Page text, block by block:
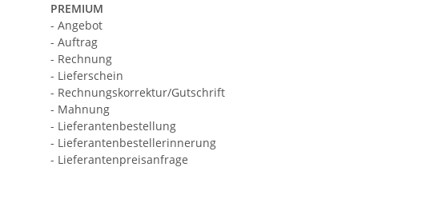
PREMIUM
- Angebot
- Auftrag
- Rechnung
- Lieferschein
- Rechnungskorrektur/Gutschrift
- Mahnung
- Lieferantenbestellung
- Lieferantenbestellerinnerung
- Lieferantenpreisanfrage